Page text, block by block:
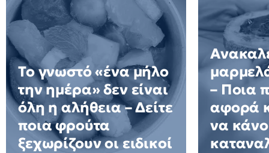
Το γνωστό «ένα μήλο
την ημέρα» δεν είναι
όλη η αλήθεια – Δείτε
ποια φρούτα
ξεχωρίζουν οι ειδικοί
– Ποια
αφορά
να